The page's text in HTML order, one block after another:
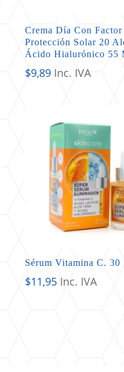
Crema Día Con Factor
Protección Solar 20
Ácido Hialurónico 55
$9,89 Inc. IVA
Sérum Vitamina C. 30
$11,95 Inc. IVA